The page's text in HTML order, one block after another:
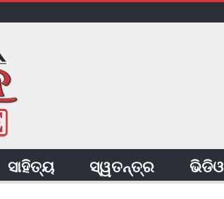
ସାହିତ୍ୟ ସ୍ୱତନ୍ତ୍ର ଭିଡିଓ